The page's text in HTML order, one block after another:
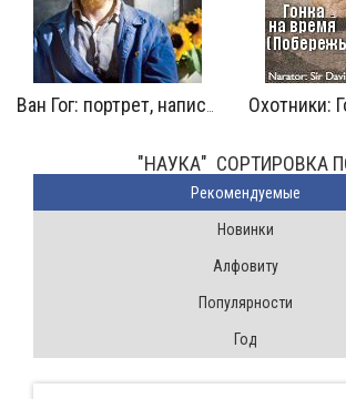
Охотники: Гонка на время. Побережья Атлетка А
"НАУКА" CОРТИРОВКА
Pекомендуемые
Новинки
Алфовиту
Популярности
Год